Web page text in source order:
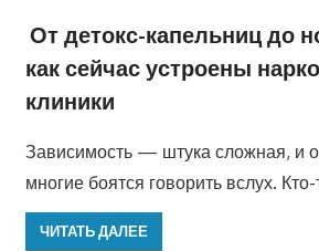
От детокс-капельниц до
как сейчас устроены
клиники
Зависимость — штука сложная, и
многие боятся говорить вслух. Кто-
ЧИТАТЬ ДАЛЕЕ